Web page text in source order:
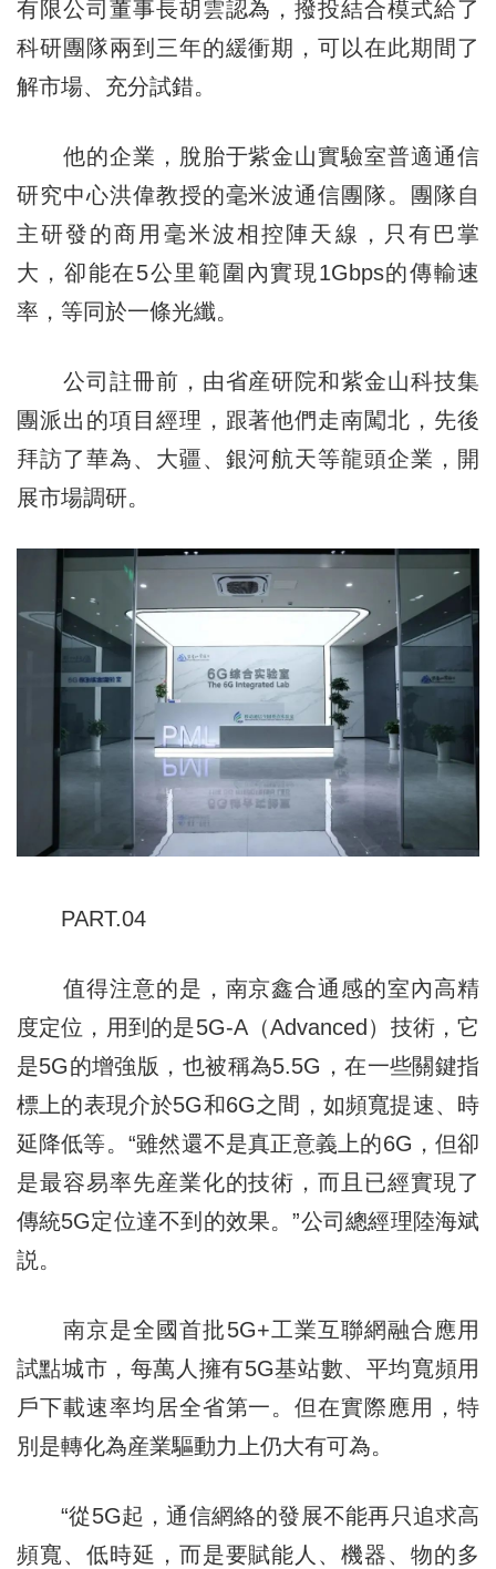
有限公司董事長胡雲認為，撥投結合模式給了
科研團隊兩到三年的緩衝期，可以在此期間了
解市場、充分試錯。
他的企業，脫胎于紫金山實驗室普適通信
研究中心洪偉教授的毫米波通信團隊。團隊自
主研發的商用毫米波相控陣天線，只有巴掌
大，卻能在5公里範圍內實現1Gbps的傳輸速
率，等同於一條光纖。
公司註冊前，由省産研院和紫金山科技集
團派出的項目經理，跟著他們走南闖北，先後
拜訪了華為、大疆、銀河航天等龍頭企業，開
展市場調研。
PART.04
值得注意的是，南京鑫合通感的室內高精
度定位，用到的是5G-A（Advanced）技術，它
是5G的增強版，也被稱為5.5G，在一些關鍵指
標上的表現介於5G和6G之間，如頻寬提速、時
延降低等。“雖然還不是真正意義上的6G，但卻
是最容易率先産業化的技術，而且已經實現了
傳統5G定位達不到的效果。”公司總經理陸海斌
説。
南京是全國首批5G+工業互聯網融合應用
試點城市，每萬人擁有5G基站數、平均寬頻用
戶下載速率均居全省第一。但在實際應用，特
別是轉化為産業驅動力上仍大有可為。
“從5G起，通信網絡的發展不能再只追求高
頻寬、低時延，而是要賦能人、機器、物的多